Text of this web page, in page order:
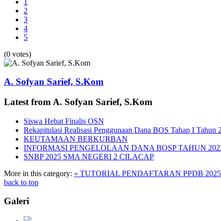
2
3
4
5
(0 votes)
A. Sofyan Sarief, S.Kom
Latest from A. Sofyan Sarief, S.Kom
Siswa Hebat Finalis OSN
Rekapitulasi Realisasi Penggunaan Dana BOS Tahap I Tahun
KEUTAMAAN BERKURBAN
INFORMASI PENGELOLAAN DANA BOSP TAHUN
SNBP 2025 SMA NEGERI 2 CILACAP
More in this category: « TUTORIAL PENDAFTARAN PPDB 2025
back to top
Galeri